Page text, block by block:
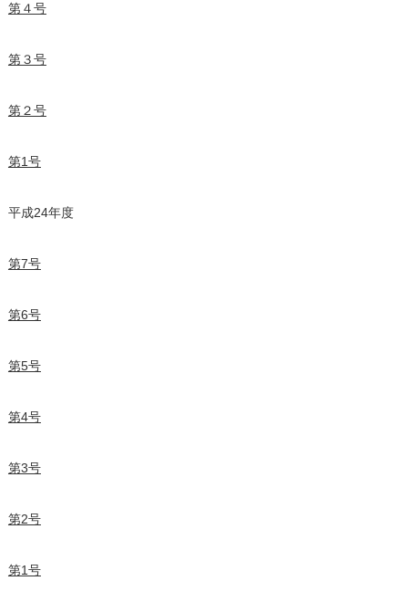
第４号
第３号
第２号
第1号
平成24年度
第7号
第6号
第5号
第4号
第3号
第2号
第1号